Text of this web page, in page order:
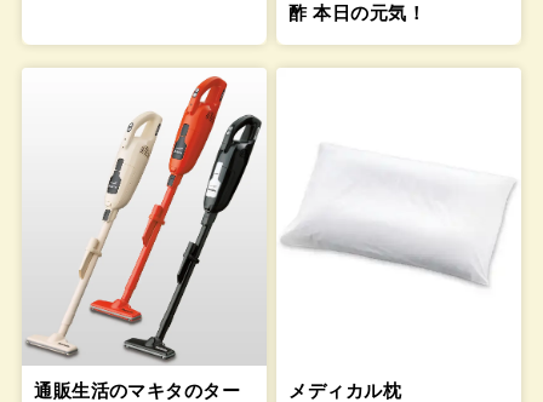
酢 本日の元気！
通販生活のマキタのター
メディカル枕